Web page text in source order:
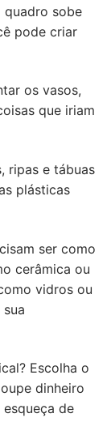
sobe
pode criar
os vasos,
que iriam
ripas e tábuas
plásticas
ser como
cerâmica ou
vidros ou
Escolha o
dinheiro
de